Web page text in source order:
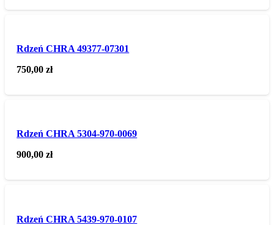
Rdzeń CHRA 49377-07301
750,00zł
Rdzeń CHRA 5304-970-0069
900,00zł
Rdzeń CHRA 5439-970-0107